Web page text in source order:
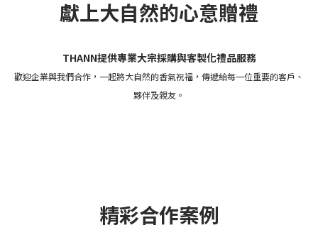
獻上大自然的心意贈禮
THANN提供專業大宗採購與客製化禮品服務
歡迎企業與我們合作，一起將大自然的香氣祝福，傳遞給每一位重要的客戶、
夥伴及親友。
精彩合作案例